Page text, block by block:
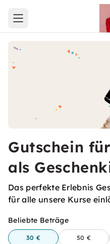
Open main menu
Gutschein
als
Das perfekte Erlebnis
für alle unsere Kurse
Beliebte Beträge
30 € 50 €